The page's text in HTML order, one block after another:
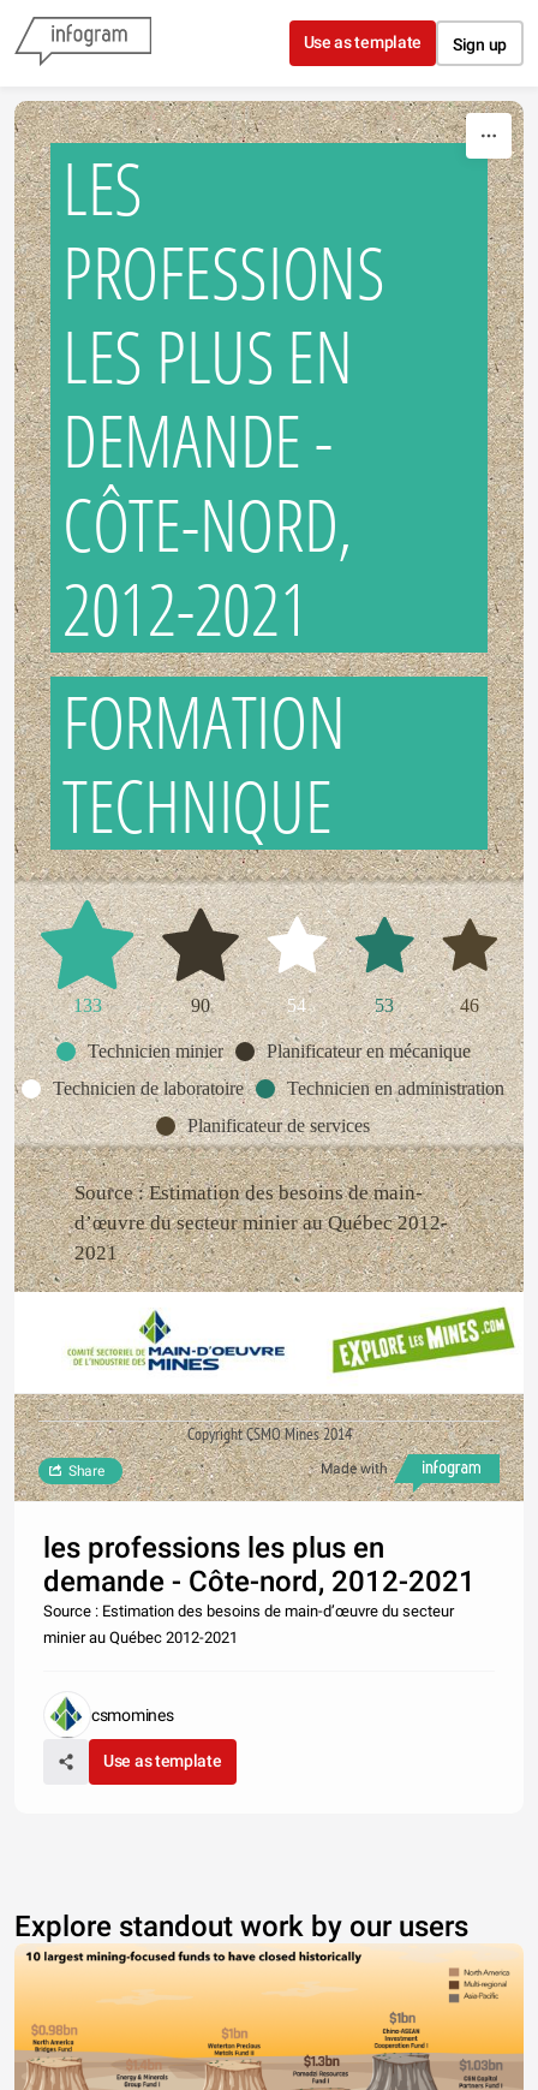
Skip to content
Use as template Sign up
LES
PROFESSIONS
LES PLUS EN
DEMANDE -
CÔTE-NORD,
2012-2021
FORMATION
TECHNIQUE
133 90 54 53 46
Technicien minier
Planificateur en mécanique
Technicien de laboratoire
Technicien en administration
Planificateur de services
Source : Estimation des besoins de main-
d’œuvre du secteur minier au Québec 2012-
2021
Copyright CSMO Mines 2014
Made with
Share
les professions les plus en
demande - Côte-nord, 2012-2021
Source : Estimation des besoins de main-d’œuvre du secteur
minier au Québec 2012-2021
csmomines
Use as template
Explore standout work by our users